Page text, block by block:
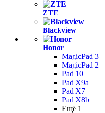
ZTE
Blackview
Honor
MagicPad 3
MagicPad 2
Pad 10
Pad X9a
Pad X7
Pad X8b
Ещё 1